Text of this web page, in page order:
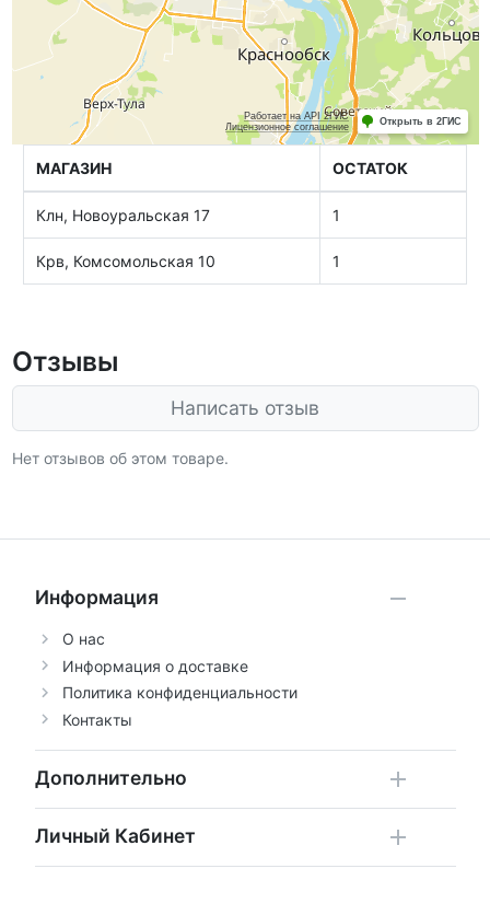
МАГАЗИН ОСТАТОК
Клн, Новоуральская 17 1
Крв, Комсомольская 10 1
Отзывы
Написать отзыв
Нет отзывов об этом товаре.
Информация
О нас
Информация о доставке
Политика конфиденциальности
Контакты
Дополнительно
Личный Кабинет